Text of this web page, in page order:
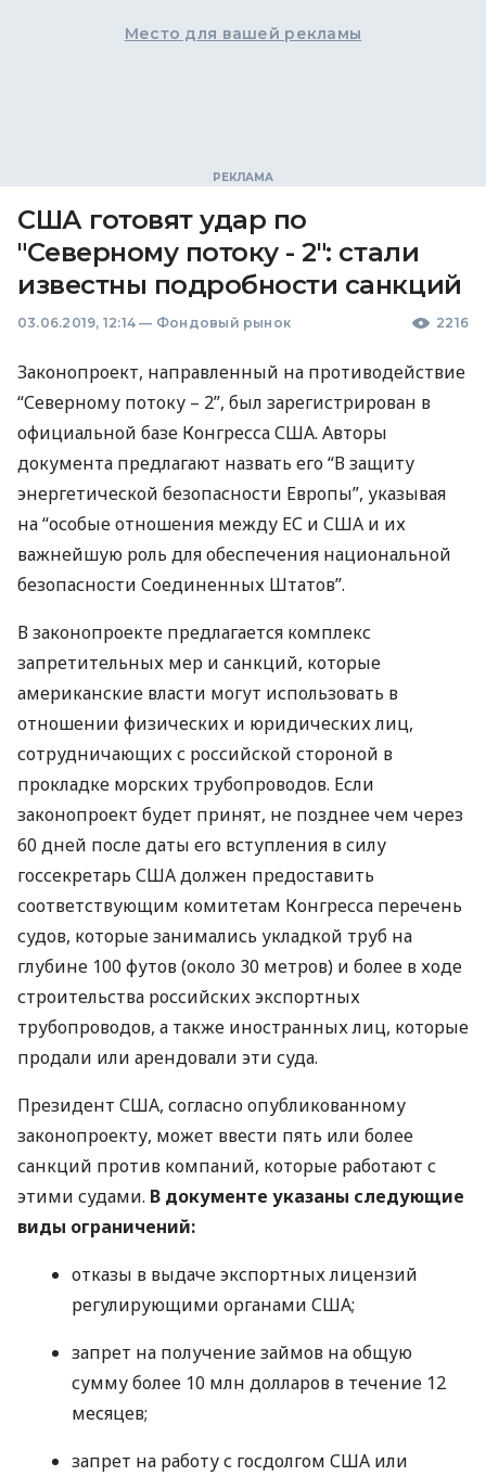
Место для вашей рекламы
США готовят удар по
"Северному потоку - 2": стали
известны подробности санкций
03.06.2019, 12:14 — Фондовый рынок 2216
Законопроект, направленный на противодействие
“Северному потоку – 2”, был зарегистрирован в
официальной базе КонгрессаСША. Авторы
документа предлагают назвать его “В защиту
энергетической безопасности Европы”, указывая
на “особые отношения между ЕС и США и их
важнейшую роль для обеспечения национальной
безопасности Соединенных Штатов”.
В законопроекте предлагается комплекс
запретительных мер и санкций, которые
американские власти могут использовать в
отношении физических и юридических лиц,
сотрудничающих с российской стороной в
прокладке морских трубопроводов. Если
законопроект будет принят, не позднее чем через
60 дней после даты его вступления в силу
госсекретарь СШАдолжен предоставить
соответствующим комитетам Конгресса перечень
судов, которые занимались укладкой труб на
глубине 100 футов (около 30 метров) и более в ходе
строительства российских экспортных
трубопроводов, а также иностранных лиц, которые
продали или арендовали эти суда.
Президент США, согласно опубликованному
законопроекту, может ввести пять или более
санкций против компаний, которые работают с
этими судами. В документе указаны следующие
виды ограничений:
отказы в выдаче экспортных лицензий
регулирующими органами США;
запрет на получение займов на общую
сумму более 10 млн долларов в течение 12
месяцев;
запрет на работу с госдолгом США или